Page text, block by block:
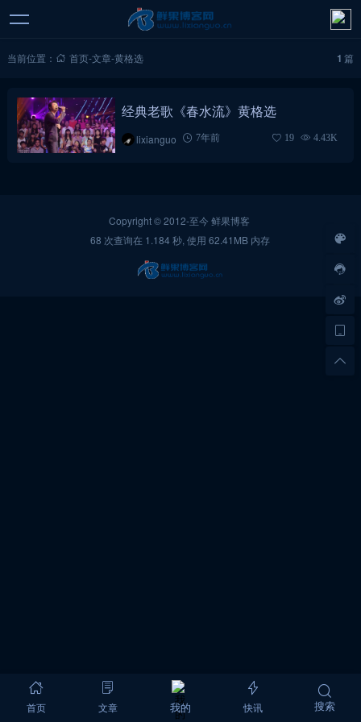
当前位置： 首页-文章-黄格选 1 篇
经典老歌《春水流》黄格选
lixianguo 7年前 19 4.43K
Copyright © 2012-至今 鲜果博客
68 次查询在 1.184 秒, 使用 62.41MB 内存
首页 文章 我的 快讯 搜索